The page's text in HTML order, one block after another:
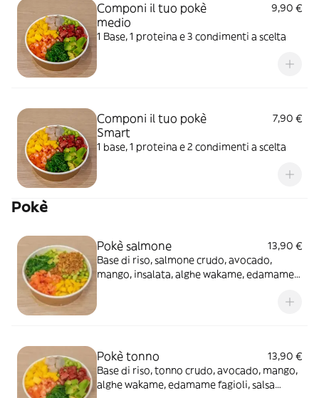
Componi il tuo pokè
medio
9,90 €
1 Base, 1 proteina e 3 condimenti a scelta
Componi il tuo pokè
Smart
7,90 €
1 base, 1 proteina e 2 condimenti a scelta
Pokè
Pokè salmone
13,90 €
Base di riso, salmone crudo, avocado,
mango, insalata, alghe wakame, edamame
Pokè tonno
13,90 €
Base di riso, tonno crudo, avocado, mango,
alghe wakame, edamame fagioli, salsa